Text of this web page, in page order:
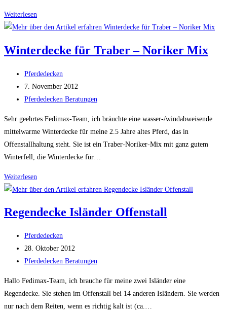
Weiterlesen
für
mit
Abschwitzfunktion
Winterdecke für Traber – Noriker Mix
Beitrags-
Autor:
Pferdedecken
Beitrag
veröffentlicht:
7. November 2012
Beitrags-
Pferdedecken Beratungen
Sehr geehrtes Fedimax-Team, ich bräuchte eine wasser-/windabweisende
mittelwarme Winterdecke für meine 2.5 Jahre altes Pferd, das in
Offenstallhaltung steht. Sie ist ein Traber-Noriker-Mix mit ganz gutem
Winterfell, die Winterdecke für…
Weiterlesen
für
–
Mix
Regendecke Isländer Offenstall
Beitrags-
Autor:
Pferdedecken
Beitrag
veröffentlicht:
28. Oktober 2012
Beitrags-
Pferdedecken Beratungen
Hallo Fedimax-Team, ich brauche für meine zwei Isländer eine
Regendecke. Sie stehen im Offenstall bei 14 anderen Isländern. Sie werden
nur nach dem Reiten, wenn es richtig kalt ist (ca.…